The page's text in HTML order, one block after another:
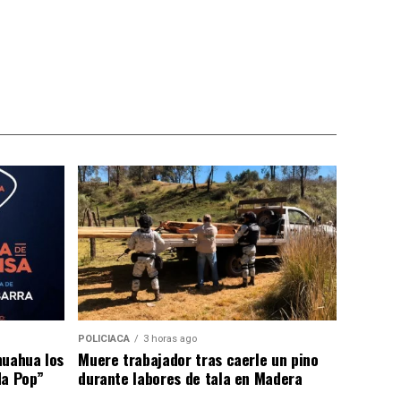
los
Pop”
POLICIACA 3 horas ago
Muere trabajador tras caerle un pino
durante labores de tala en Madera